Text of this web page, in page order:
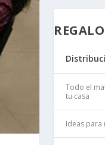
Todo el
tu casa
Ideas para